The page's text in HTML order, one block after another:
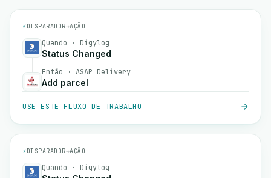
⚡ DISPARADOR→AÇÃO
Quando · Digylog
Status Changed
Então · ASAP Delivery
Add parcel
USE ESTE FLUXO DE TRABALHO
⚡ DISPARADOR→AÇÃO
Quando · Digylog